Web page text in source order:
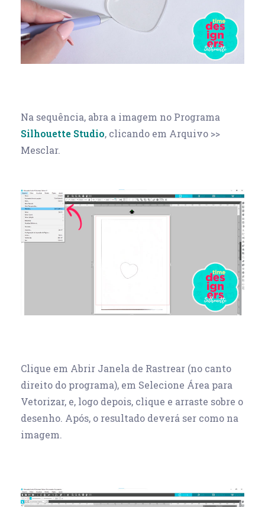
Na sequência, abra a imagem no Programa
Silhouette Studio, clicando em Arquivo >>
Mesclar.
Clique em Abrir Janela de Rastrear (no canto
direito do programa), em Selecione Área para
Vetorizar, e, logo depois, clique e arraste sobre o
desenho. Após, o resultado deverá ser como na
imagem.